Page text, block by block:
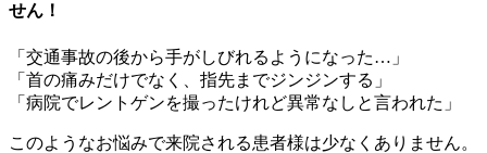
せん！
「交通事故の後から手がしびれるようになった…」
「首の痛みだけでなく、指先までジンジンする」
「病院でレントゲンを撮ったけれど異常なしと言われた」
このようなお悩みで来院される患者様は少なくありません。